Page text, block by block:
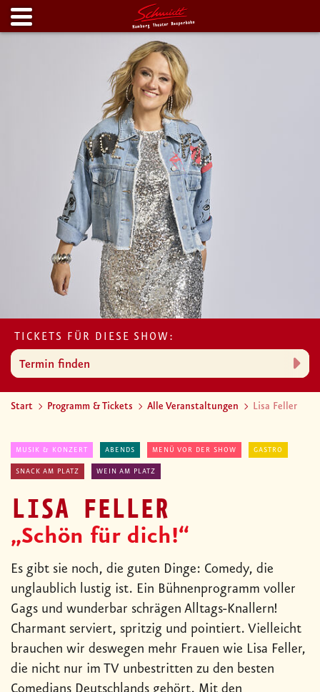
TICKETS FÜR DIESE SHOW:
Termin finden
Start Programm & Tickets Alle Veranstaltungen Lisa Feller
MUSIK & KONZERT ABENDS MENÜ VOR DER SHOW GASTRO
SNACK AM PLATZ WEIN AM PLATZ
LISA FELLER
„Schön für dich!“
Es gibt sie noch, die guten Dinge: Comedy, die
unglaublich lustig ist. Ein Bühnenprogramm voller
Gags und wunderbar schrägen Alltags-Knallern!
Charmant serviert, spritzig und pointiert. Vielleicht
brauchen wir deswegen mehr Frauen wie Lisa Feller,
die nicht nur im TV unbestritten zu den besten